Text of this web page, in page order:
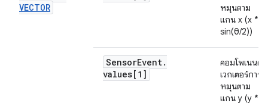
VECTOR
หมุนตาม
แกน x (x *
sin(θ/2))
SensorEvent.
values[1]
คอมโพเนนต์
เวกเตอร์การ
หมุนตาม
แกน y (y *